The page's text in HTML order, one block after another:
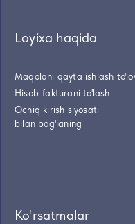
Loyixa haqida
Maqolani qayta ishlash
Hisob-fakturani to'lash
Ochiq kirish siyosati
bilan bog'laning
Ko'rsatmalar